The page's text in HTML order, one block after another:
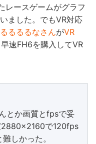
レースゲームがグラフ
ました。でもVR対応
るるるなさんがVR
速FH6を購入してVR
とか画質とfpsで妥
2880×2160で120fps
しかった。